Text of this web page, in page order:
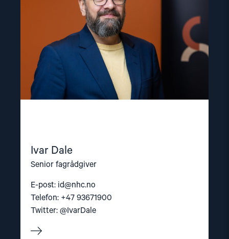
Ivar Dale
Senior fagrådgiver
E-post: id@nhc.no
Telefon: +47 93671900
Twitter: @IvarDale